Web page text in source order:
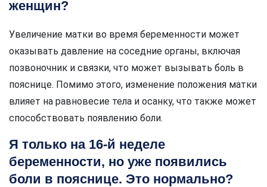
женщин?
Увеличение матки во время беременности может
оказывать давление на соседние органы, включая
позвоночник и связки, что может вызывать боль в
пояснице. Помимо этого, изменение положения матки
влияет на равновесие тела и осанку, что также может
способствовать появлению боли.
Я только на 16-й неделе
беременности, но уже появились
боли в пояснице. Это нормально?